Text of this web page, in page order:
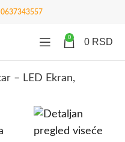
0637343557
0 0 RSD